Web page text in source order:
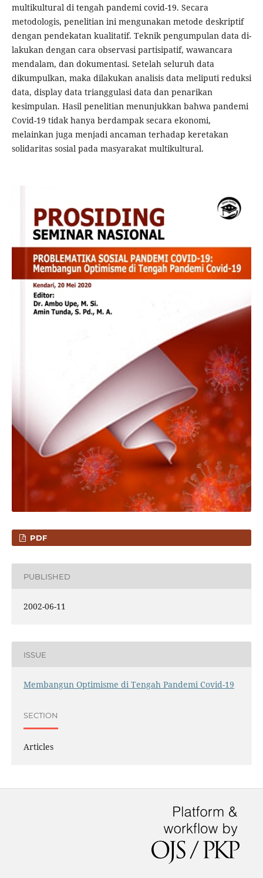
multikultural di tengah pandemi covid-19. Secara
metodologis, penelitian ini mengunakan metode deskriptif
dengan pendekatan kualitatif. Teknik pengumpulan data di-
lakukan dengan cara observasi partisipatif, wawancara
mendalam, dan dokumentasi. Setelah seluruh data
dikumpulkan, maka dilakukan analisis data meliputi reduksi
data, display data trianggulasi data dan penarikan
kesimpulan. Hasil penelitian menunjukkan bahwa pandemi
Covid-19 tidak hanya berdampak secara ekonomi,
melainkan juga menjadi ancaman terhadap keretakan
solidaritas sosial pada masyarakat multikultural.
PDF
PUBLISHED
2002-06-11
ISSUE
Membangun Optimisme di Tengah Pandemi Covid-19
SECTION
Articles